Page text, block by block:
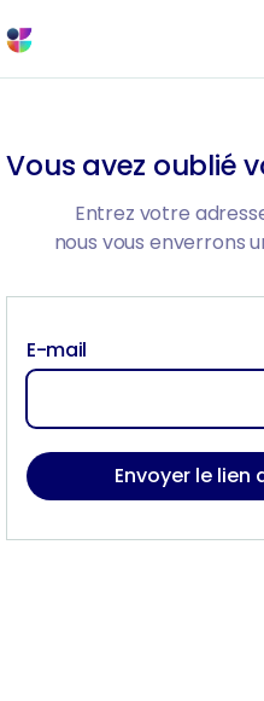
Vous avez oublié
Entrez votre
nous vous enverrons
E-mail
Envoyer le